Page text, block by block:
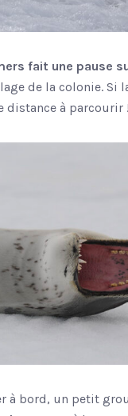
fait une pause
de la colonie. Si
distance à parcourir !
à bord, un petit